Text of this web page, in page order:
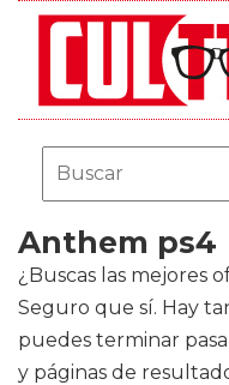
Anthem ps4
¿Buscas las mejores
Seguro que sí. Hay
puedes terminar
y páginas de